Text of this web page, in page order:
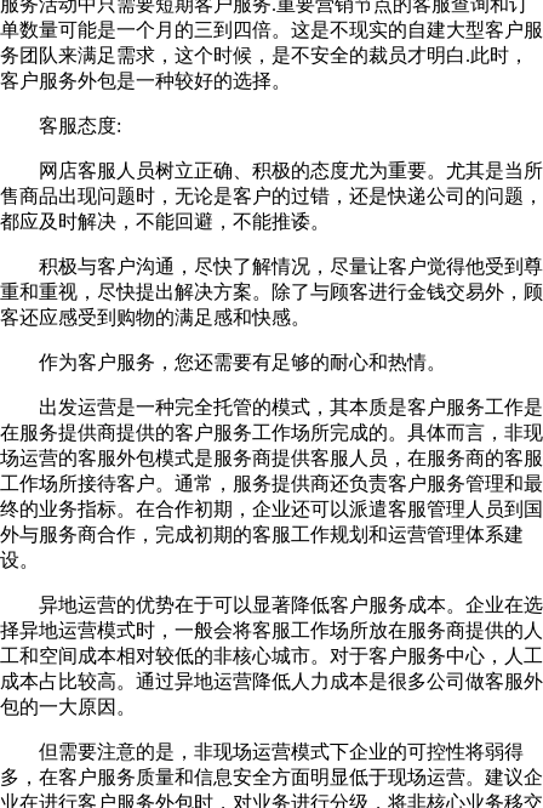
单数量可能是一个月的三到四倍。这是不现实的自建大型客户服
务团队来满足需求，这个时候，是不安全的裁员才明白.此时，
客户服务外包是一种较好的选择。
客服态度:
网店客服人员树立正确、积极的态度尤为重要。尤其是当所
售商品出现问题时，无论是客户的过错，还是快递公司的问题，
都应及时解决，不能回避，不能推诿。
积极与客户沟通，尽快了解情况，尽量让客户觉得他受到尊
重和重视，尽快提出解决方案。除了与顾客进行金钱交易外，顾
客还应感受到购物的满足感和快感。
作为客户服务，您还需要有足够的耐心和热情。
出发运营是一种完全托管的模式，其本质是客户服务工作是
在服务提供商提供的客户服务工作场所完成的。具体而言，非现
场运营的客服外包模式是服务商提供客服人员，在服务商的客服
工作场所接待客户。通常，服务提供商还负责客户服务管理和最
终的业务指标。在合作初期，企业还可以派遣客服管理人员到国
外与服务商合作，完成初期的客服工作规划和运营管理体系建
设。
异地运营的优势在于可以显著降低客户服务成本。企业在选
择异地运营模式时，一般会将客服工作场所放在服务商提供的人
工和空间成本相对较低的非核心城市。对于客户服务中心，人工
成本占比较高。通过异地运营降低人力成本是很多公司做客服外
包的一大原因。
但需要注意的是，非现场运营模式下企业的可控性将弱得
多，在客户服务质量和信息安全方面明显低于现场运营。建议企
业在进行客户服务外包时，对业务进行分级，将非核心业务移交